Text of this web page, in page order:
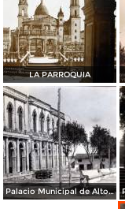
LA PARROQUIA
Palacio Municipal de Altotonga